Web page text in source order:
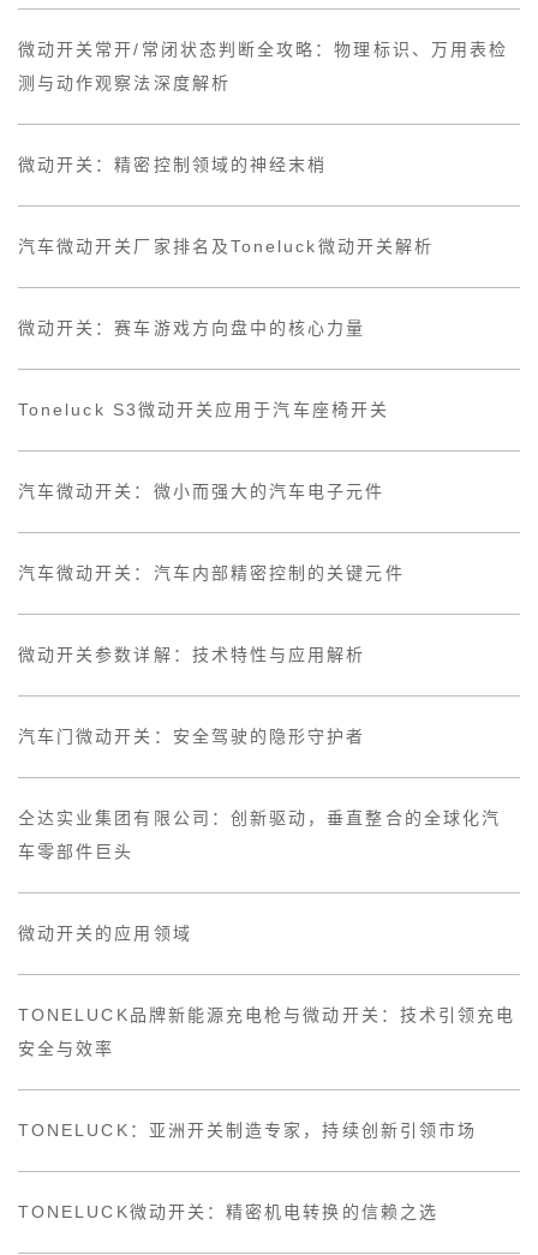
微动开关常开/常闭状态判断全攻略：物理标识、万用表检
测与动作观察法深度解析
微动开关：精密控制领域的神经末梢
汽车微动开关厂家排名及Toneluck微动开关解析
微动开关：赛车游戏方向盘中的核心力量
Toneluck S3微动开关应用于汽车座椅开关
汽车微动开关：微小而强大的汽车电子元件
汽车微动开关：汽车内部精密控制的关键元件
微动开关参数详解：技术特性与应用解析
汽车门微动开关：安全驾驶的隐形守护者
仝达实业集团有限公司：创新驱动，垂直整合的全球化汽
车零部件巨头
微动开关的应用领域
TONELUCK品牌新能源充电枪与微动开关：技术引领充电
安全与效率
TONELUCK：亚洲开关制造专家，持续创新引领市场
TONELUCK微动开关：精密机电转换的信赖之选